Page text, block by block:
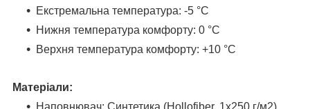
Екстремальна температура: -5 °С
Нижня температура комфорту: 0 °С
Верхня температура комфорту: +10 °С
Матеріали:
Наповнювач: Синтетика (Hollofiber, 1х250 г/м2)